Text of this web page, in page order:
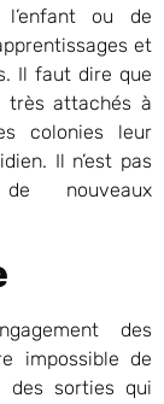
ou de
et
Il faut dire que
très attachés à
colonies leur
Il n’est pas
nouveaux
des
impossible de
des sorties qui